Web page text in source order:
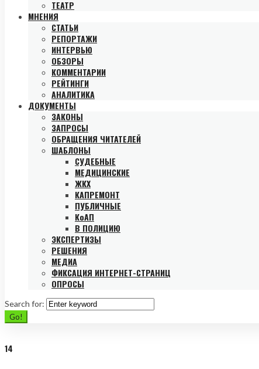
ТЕАТР
МНЕНИЯ
СТАТЬИ
РЕПОРТАЖИ
ИНТЕРВЬЮ
ОБЗОРЫ
КОММЕНТАРИИ
РЕЙТИНГИ
АНАЛИТИКА
ДОКУМЕНТЫ
ЗАКОНЫ
ЗАПРОСЫ
ОБРАЩЕНИЯ ЧИТАТЕЛЕЙ
ШАБЛОНЫ
СУДЕБНЫЕ
МЕДИЦИНСКИЕ
ЖКХ
КАПРЕМОНТ
ПУБЛИЧНЫЕ
КоАП
В ПОЛИЦИЮ
ЭКСПЕРТИЗЫ
РЕШЕНИЯ
МЕДИА
ФИКСАЦИЯ ИНТЕРНЕТ-СТРАНИЦ
ОПРОСЫ
Search for:
Go!
14